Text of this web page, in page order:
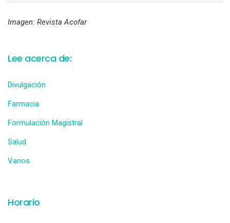
Imagen: Revista Acofar
Lee acerca de:
Divulgación
Farmacia
Formulación Magistral
Salud
Varios
Horario